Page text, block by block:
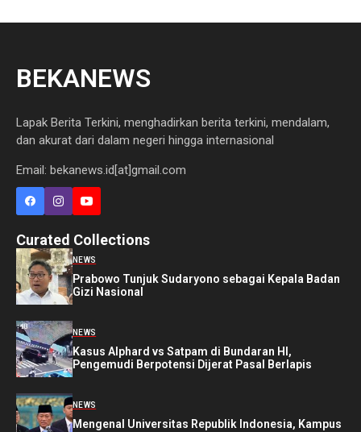
BEKANEWS
Lapak Berita Terkini, menghadirkan berita terkini, mendalam,
dan akurat dari dalam negeri hingga internasional
Email: bekanews.id[at]gmail.com
Curated Collections
NEWS
Prabowo Tunjuk Sudaryono sebagai Kepala Badan
Gizi Nasional
NEWS
Kasus Alphard vs Satpam di Bundaran HI,
Pengemudi Berpotensi Dijerat Pasal Berlapis
NEWS
Mengenal Universitas Republik Indonesia, Kampus